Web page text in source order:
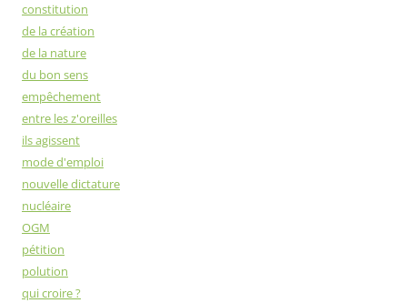
constitution
de la création
de la nature
du bon sens
empêchement
entre les z'oreilles
ils agissent
mode d'emploi
nouvelle dictature
nucléaire
OGM
pétition
polution
qui croire ?